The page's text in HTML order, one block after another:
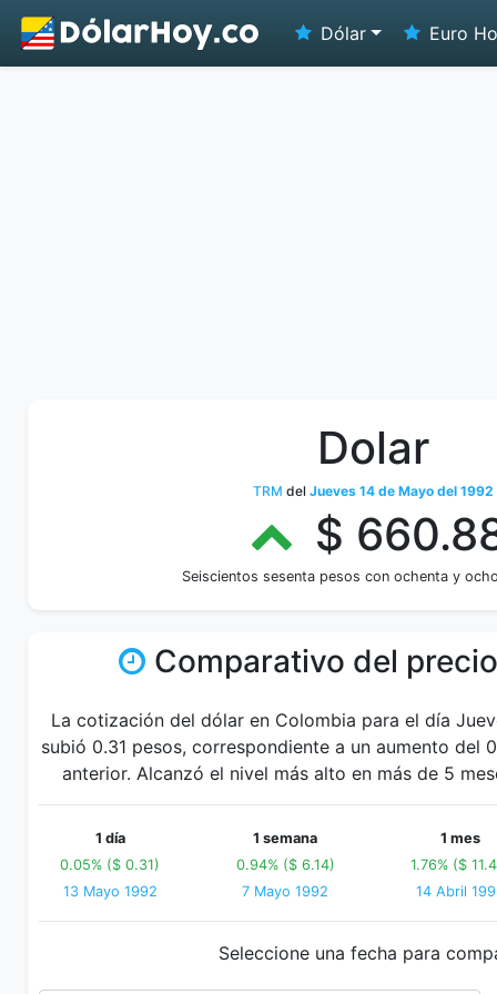
Dólar Euro
Dolar
TRM del Jueves 14 de Mayo del 1992
$
Seiscientos sesenta pesos con ochenta y
Comparativo del
La cotización del dólar en Colombia para el día
subió 0.31 pesos, correspondiente a un aumento del
anterior. Alcanzó el nivel más alto en más de 5
1 día
0.05% ($ 0.31)
13 Mayo 1992
1 semana
0.94% ($ 6.14)
7 Mayo 1992
1 mes
1.76% ($
14 Abril
Seleccione una fecha para